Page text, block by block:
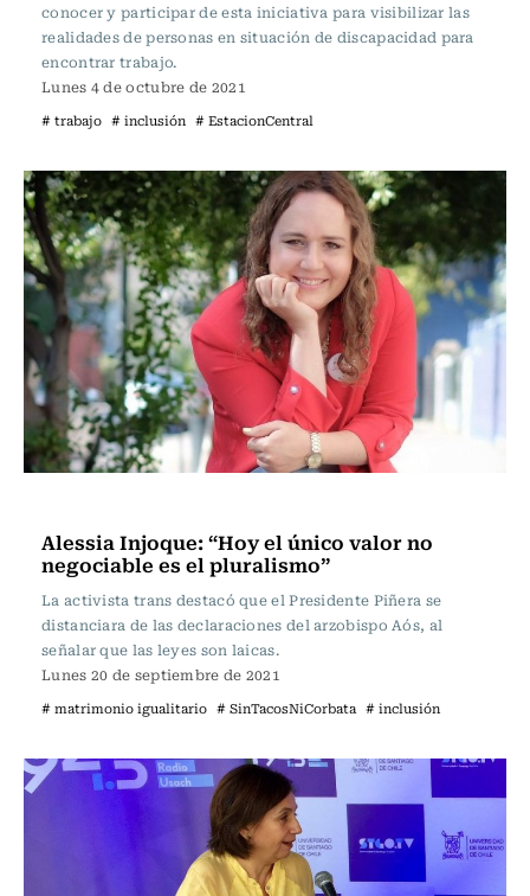
conocer y participar de esta iniciativa para visibilizar las
realidades de personas en situación de discapacidad para
encontrar trabajo.
Lunes 4 de octubre de 2021
# trabajo # inclusión # EstacionCentral
Alessia Injoque: “Hoy el único valor no
negociable es el pluralismo”
La activista trans destacó que el Presidente Piñera se
distanciara de las declaraciones del arzobispo Aós, al
señalar que las leyes son laicas.
Lunes 20 de septiembre de 2021
# matrimonio igualitario # SinTacosNiCorbata # inclusión